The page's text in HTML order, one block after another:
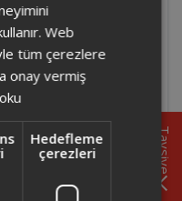
Izgara ve
üst
Izgara ve
Tavsiye
Web
tüm çerezlere
onay vermiş
Hedefleme
çerezleri